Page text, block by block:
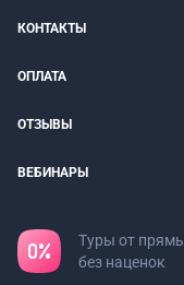
КОНТАКТЫ
ОПЛАТА
ОТЗЫВЫ
ВЕБИНАРЫ
Туры от
без наценок